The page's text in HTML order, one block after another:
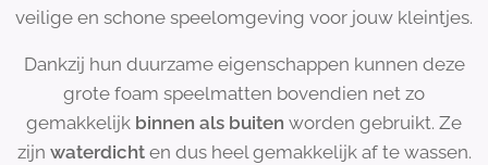
veilige en schone speelomgeving voor jouw kleintjes.
Dankzij hun duurzame eigenschappen kunnen deze
grote foam speelmatten bovendien net zo
gemakkelijk binnen als buiten worden gebruikt. Ze
zijn waterdicht en dus heel gemakkelijk af te wassen.